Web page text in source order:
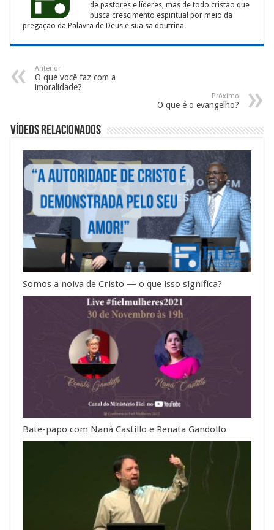
de pastores e líderes, mas de todo cristão que
busca crescimento espiritual por meio da
pregação da Palavra de Deus e sua sã doutrina.
Anterior
O que você faz com a
imoralidade?
Próximo
O que é o evangelho?
Vídeos Relacionados
Somos a noiva de Cristo — o que isso significa?
Bate-papo com Naná Castillo e Renata Gandolfo